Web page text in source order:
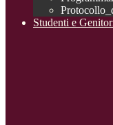
Studenti e